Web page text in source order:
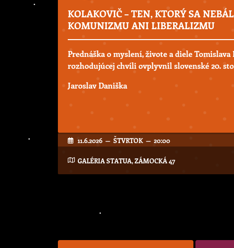
KOLAKOVIČ – TEN, KTORÝ SA
KOMUNIZMU ANI LIBERALIZMU
Prednáška o myslení, živote a diele
rozhodujúcej chvíli ovplyvnil slovenské 20.
Jaroslav Daniška
11.6.2026 — ŠTVRTOK — 20:00
GALÉRIA STATUA, ZÁMOCKÁ 47